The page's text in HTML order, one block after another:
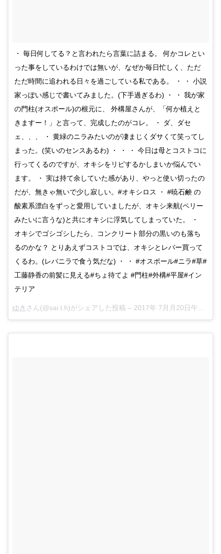
・ 毎日何してる？と言われたら言葉に詰まる。 何かコレとい
った事をしているわけでは無いが、なぜか毎日忙しく、ただ
ただ時間に追われる日々を過ごしている私である。 ・ ・ 小説
家っぽい感じで書いてみました。(下手過ぎるわ) ・ ・ 我が家
の門柱(オスポール)の根元に、 外構屋さんが、「何か植えと
きますー！」と言って、完成したのがコレ。 ・ ダ、ダセ
ェ、、、 ・ 黄緑のニラみたいのが凄まじくダサくて笑ってし
まった。(笑いのセンスあるわ) ・ ・ ・ 今日は母とコストコに
行ってくるのですが、オキシをリピするかしまいか悩んでい
ます。 ・ 実は持て余していた感があり、やっと使い切ったの
だが、無きゃ無いで少し寂しい。#オキシロス ・ #暁石鹸 の
酸素系漂白をずっと愛用していましたが、オキシ来航(ペリー
みたいに言うな)と共にオキシに浮気してしまっていた。 ・
オキシでゴシゴシしたら、コンクリート部分の黒いのも落ち
るのかな？ とりあえずコストコでは、オキシとレバー買って
くるわ。(レバニラで食う気だな) ・ ・ #オスポール#ニラ#草#
工藤静香の前髪に見える#ちょ待てよ #門柱#外構#平屋#イン
テリア
ゆき さん(@sai.t.h)がシェアした投稿 – 2017年 7月月20日午後5時37分PDT